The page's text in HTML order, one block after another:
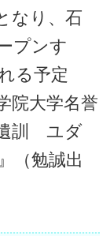
なり、石
プンす
る予定
院大学名誉
訓 ユダ
（勉誠出